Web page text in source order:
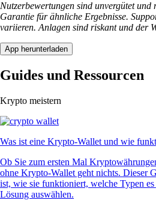
Nutzerbewertungen sind unvergütet
Garantie für ähnliche Ergebnisse.
variieren. Anlagen sind riskant und der
App herunterladen
Guides und Ressourcen
Krypto meistern
Was ist eine Krypto-Wallet und wie
Ob Sie zum ersten Mal
ohne Krypto-Wallet geht nichts. Dieser
ist, wie sie funktioniert, welche Typen
Lösung auswählen.